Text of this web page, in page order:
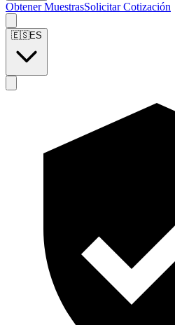
Obtener MuestrasSolicitar Cotización
🇪🇸ES